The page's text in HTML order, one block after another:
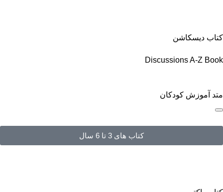
کتاب دیسکاشن
Discussions A-Z Book
متد آموزش کودکان
کتاب های 3 تا 6 سال